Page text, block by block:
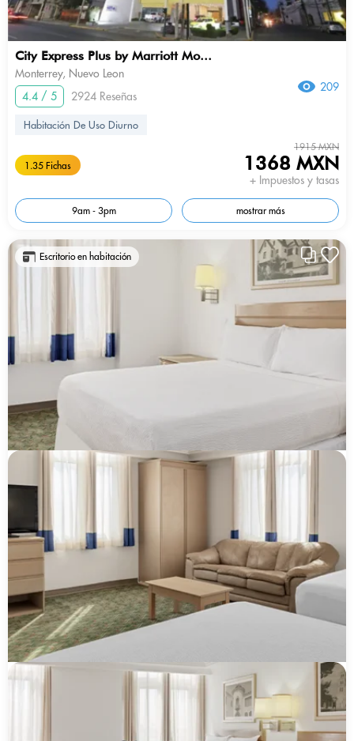
City Express Plus by Marriott Mo...
Monterrey, Nuevo Leon
4.4 / 5
2924 Reseñas
209
Habitación De Uso Diurno
1.35 Fichas
1915 MXN
1368 MXN
+ Impuestos y tasas
9am - 3pm mostrar más
Escritorio en habitación